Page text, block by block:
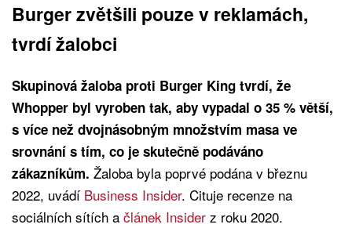
Burger zvětšili pouze v reklamách,
tvrdí žalobci
Skupinová žaloba proti Burger King tvrdí, že
Whopper byl vyroben tak, aby vypadal o 35 % větší,
s více než dvojnásobným množstvím masa ve
srovnání s tím, co je skutečně podáváno
zákazníkům. Žaloba byla poprvé podána v březnu
2022, uvádí Business Insider. Cituje recenze na
sociálních sítích a článek Insider z roku 2020.